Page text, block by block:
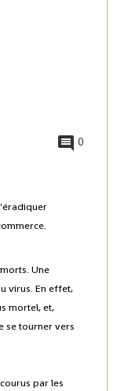
0
Une
virus. En effet,
mortel, et,
se tourner vers
par les